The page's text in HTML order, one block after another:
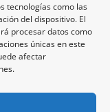
tecnologías como las
del dispositivo. El
procesar datos como
únicas en este
afectar